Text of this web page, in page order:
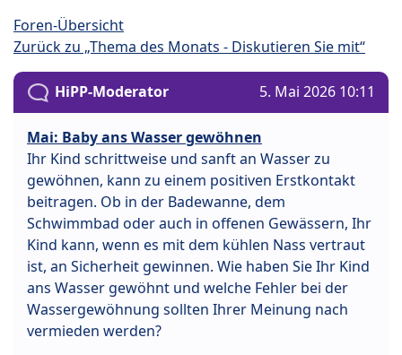
Foren-Übersicht
Zurück zu „Thema des Monats - Diskutieren Sie mit“
HiPP-Moderator 5. Mai 2026 10:11
Mai: Baby ans Wasser gewöhnen
Ihr Kind schrittweise und sanft an Wasser zu
gewöhnen, kann zu einem positiven Erstkontakt
beitragen. Ob in der Badewanne, dem
Schwimmbad oder auch in offenen Gewässern, Ihr
Kind kann, wenn es mit dem kühlen Nass vertraut
ist, an Sicherheit gewinnen. Wie haben Sie Ihr Kind
ans Wasser gewöhnt und welche Fehler bei der
Wassergewöhnung sollten Ihrer Meinung nach
vermieden werden?